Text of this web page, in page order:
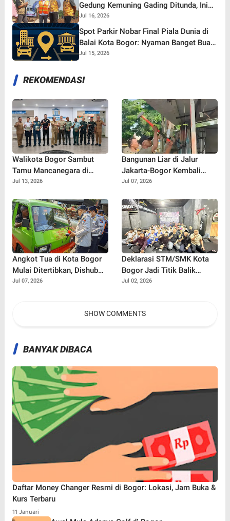
Gedung Kemuning Gading Ditunda, Ini
yang Tetap Gaspol!
Jul 16, 2026
Spot Parkir Nobar Final Piala Dunia di
Balai Kota Bogor: Nyaman Banget Buat
Nonton Bareng!
Jul 15, 2026
REKOMENDASI
Walikota Bogor Sambut
Tamu Mancanegara di
Perpustakaan Kota Bogor,
Vibes Positif!
Jul 13, 2026
Bangunan Liar di Jalur
Jakarta-Bogor Kembali
Muncul, Satpol PP Depok
Jul 07, 2026
Angkot Tua di Kota Bogor
Mulai Ditertibkan, Dishub
Semprot Label 'Tidak Laik
Jul 07, 2026
Deklarasi STM/SMK Kota
Bogor Jadi Titik Balik
Perang Melawan Tawuran,
Jul 02, 2026
SHOW COMMENTS
BANYAK DIBACA
Daftar Money Changer Resmi di Bogor: Lokasi, Jam Buka &
Kurs Terbaru
11 Januari